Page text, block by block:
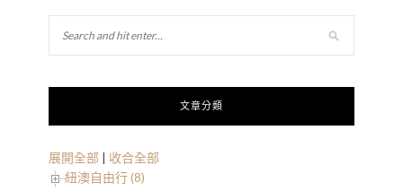
文章分類
展開全部 | 收合全部
紐澳自由行 (8)